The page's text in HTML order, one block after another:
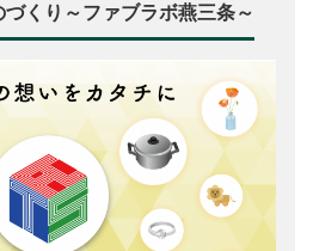
くり～ファブラボ燕三条～